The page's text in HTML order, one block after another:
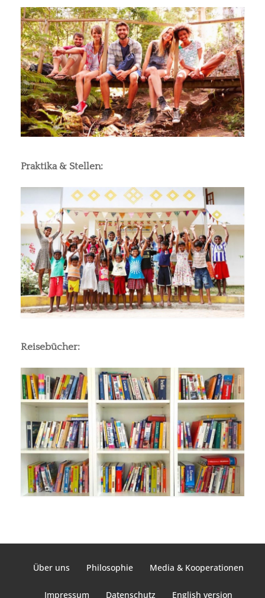
Praktika & Stellen:
Reisebücher:
Über uns Philosophie Media & Kooperationen
Impressum Datenschutz English version